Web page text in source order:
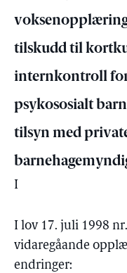
tilskudd til
internkontroll for
psykososialt
tilsyn med
I
I lov 17. juli 1998
vidaregåande
endringer: